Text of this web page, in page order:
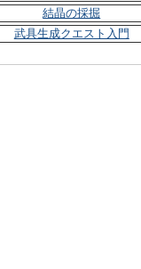
結晶の採掘
武具生成クエスト入門